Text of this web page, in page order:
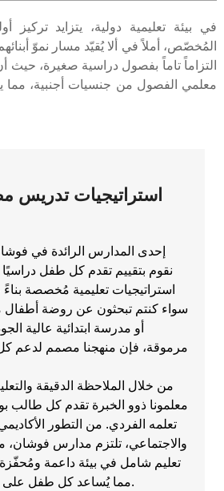
في بيئة تعليمية دولية، يتزايد تركيز
المُخصّص، أملاً في ألا يُقيّد مسار نموّ
معلمي الفصول من جنسيات أجنبية،
استراتيجيات
نقوم بتقييم تقدم كل طفل
استراتيجيات تعليمية مُخصصة
سواء كنتم تبحثون عن روضة
أو مدرسة ابتدائية عالية
مرموقة، فإن منهجنا مصمم لدعم
من خلال الملاحظة الدقيقة
معلمونا ذوو الخبرة تقدم كل طالب
تعلمه الفردي. من التطور
والاجتماعي، تلتزم مدارس فوشان،
تعليم شامل في بيئة داعمة
مما يُساعد كل طفل على بلوغ أقصى إمكاناته.